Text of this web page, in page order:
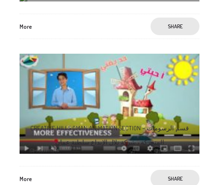
More SHARE
CREATIVE HILLS OMAN ANIMATION SECTION – قسم الرسومات
المتحركة ، شركة تلال الإبداع سلطنة عمان
More SHARE